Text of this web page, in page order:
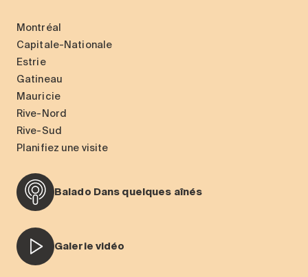
Montréal
Capitale-Nationale
Estrie
Gatineau
Mauricie
Rive-Nord
Rive-Sud
Planifiez une visite
Balado Dans quelques aînés
Galerie vidéo